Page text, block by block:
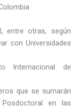
entre otras, según
con Universidades
Internacional de
que se sumarán
en las